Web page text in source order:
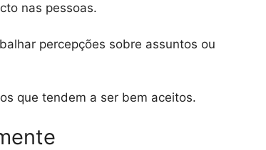
nas pessoas.
percepções sobre assuntos ou
que tendem a ser bem aceitos.